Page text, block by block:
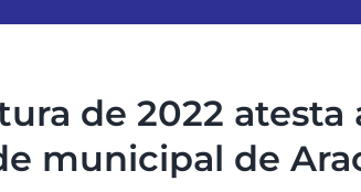
de 2022 atesta
municipal de